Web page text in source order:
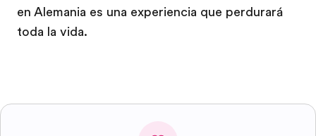
en Alemania es una experiencia que perdurará
toda la vida.